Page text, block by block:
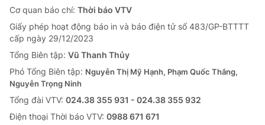
Cơ quan báo chí: Thời báo VTV
Giấy phép hoạt động báo in và báo điện tử số 483/GP-BTTTT
cấp ngày 29/12/2023
Tổng Biên tập: Vũ Thanh Thủy
Phó Tổng Biên tập: Nguyễn Thị Mỹ Hạnh, Phạm Quốc Thắng,
Nguyễn Trọng Ninh
Tổng đài VTV: 024.38 355 931 - 024.38 355 932
Ðiện thoại Thời báo VTV: 0988 671 671